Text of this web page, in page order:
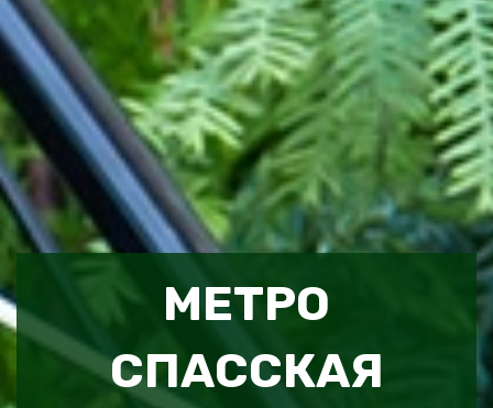
МЕТРО
СПАССКАЯ